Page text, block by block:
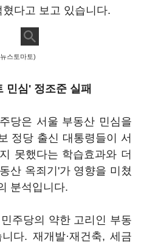
다고 보고 있습니다.
스토마토)
심' 정조준 실패
당은 서울 부동산 민심을
정당 출신 대통령들이 서
못했다는 학습효과와 더
산 옥죄기'가 영향을 미쳤
분석입니다.
주당의 약한 고리인 부동
다. 재개발·재건축, 세금